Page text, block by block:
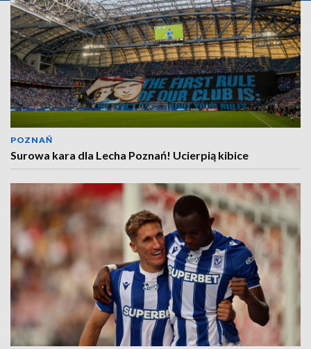
POZNAŃ
Surowa kara dla Lecha Poznań! Ucierpią kibice